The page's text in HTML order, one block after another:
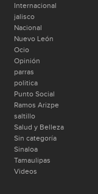
Internacional
jalisco
Nacional
Nuevo León
Ocio
Opinión
parras
politica
Punto Social
Ramos Arizpe
saltillo
Salud y Belleza
Sin categoría
Sinaloa
Tamaulipas
Videos